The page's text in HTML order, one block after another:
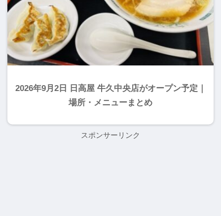
2026年9月2日 日高屋 牛久中央店がオープン予定｜
場所・メニューまとめ
スポンサーリンク